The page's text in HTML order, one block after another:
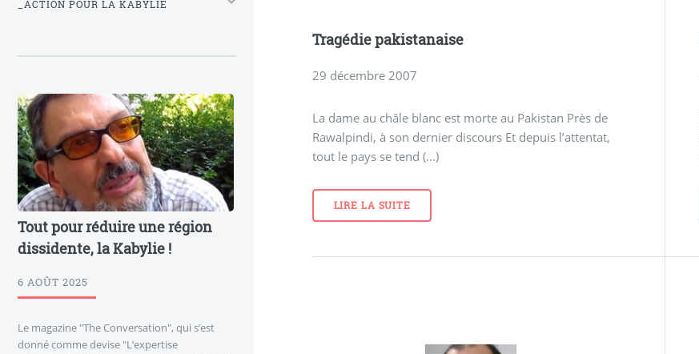
Tragédie pakistanaise
29 décembre 2007
La dame au châle blanc est morte au Pakistan Près de
Rawalpindi, à son dernier discours Et depuis l’attentat,
tout le pays se tend (…)
LIRE LA SUITE
_ACTION POUR LA KABYLIE
Tout pour réduire une région
dissidente, la Kabylie !
6 AOÛT 2025
Le magazine "The Conversation", qui s’est
donné comme devise "L’expertise